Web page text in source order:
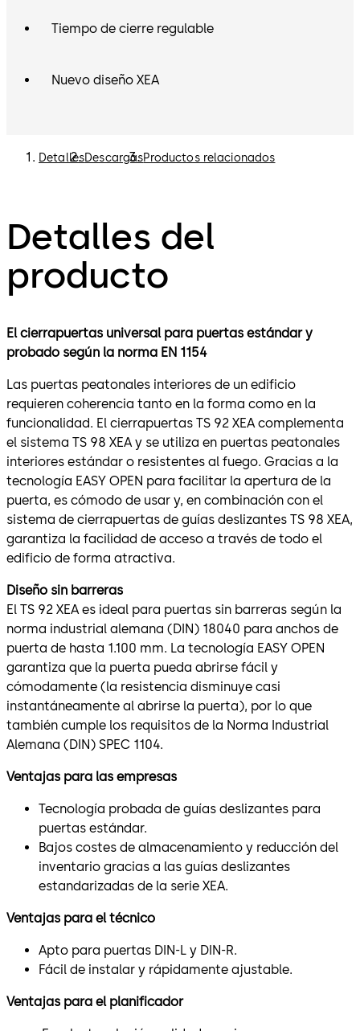
Tiempo de cierre regulable
Nuevo diseño XEA
DetallesDescargasProductos relacionados
Detalles del
producto
El cierrapuertas universal para puertas estándar y
probado según la norma EN 1154
Las puertas peatonales interiores de un edificio
requieren coherencia tanto en la forma como en la
funcionalidad. El cierrapuertas TS 92 XEA complementa
el sistema TS 98 XEA y se utiliza en puertas peatonales
interiores estándar o resistentes al fuego. Gracias a la
tecnología EASY OPEN para facilitar la apertura de la
puerta, es cómodo de usar y, en combinación con el
sistema de cierrapuertas de guías deslizantes TS 98 XEA,
garantiza la facilidad de acceso a través de todo el
edificio de forma atractiva.
Diseño sin barreras
El TS 92 XEA es ideal para puertas sin barreras según la
norma industrial alemana (DIN) 18040 para anchos de
puerta de hasta 1.100 mm. La tecnología EASY OPEN
garantiza que la puerta pueda abrirse fácil y
cómodamente (la resistencia disminuye casi
instantáneamente al abrirse la puerta), por lo que
también cumple los requisitos de la Norma Industrial
Alemana (DIN) SPEC 1104.
Ventajas para las empresas
Tecnología probada de guías deslizantes para
puertas estándar.
Bajos costes de almacenamiento y reducción del
inventario gracias a las guías deslizantes
estandarizadas de la serie XEA.
Ventajas para el técnico
Apto para puertas DIN-L y DIN-R.
Fácil de instalar y rápidamente ajustable.
Ventajas para el planificador